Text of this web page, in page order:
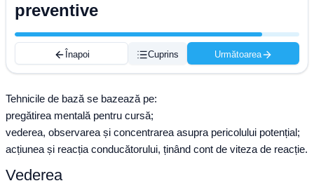
preventive
Înapoi Cuprins Următoarea
Tehnicile de bază se bazează pe:
pregătirea mentală pentru cursă;
vederea, observarea și concentrarea asupra pericolului potențial;
acțiunea și reacția conducătorului, ținând cont de viteza de reacție.
Vederea